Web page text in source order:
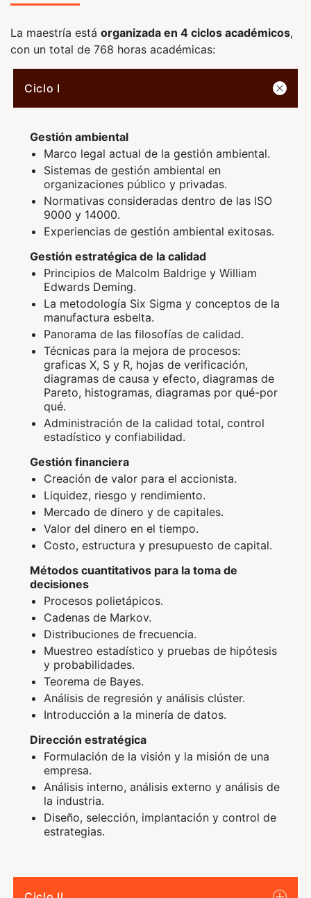
La maestría está organizada en 4 ciclos académicos,
con un total de 768 horas académicas:
Ciclo I
Gestión ambiental
Marco legal actual de la gestión ambiental.
Sistemas de gestión ambiental en
organizaciones público y privadas.
Normativas consideradas dentro de las ISO
9000 y 14000.
Experiencias de gestión ambiental exitosas.
Gestión estratégica de la calidad
Principios de Malcolm Baldrige y William
Edwards Deming.
La metodología Six Sigma y conceptos de la
manufactura esbelta.
Panorama de las filosofías de calidad.
Técnicas para la mejora de procesos:
graficas X, S y R, hojas de verificación,
diagramas de causa y efecto, diagramas de
Pareto, histogramas, diagramas por qué-por
qué.
Administración de la calidad total, control
estadístico y confiabilidad.
Gestión financiera
Creación de valor para el accionista.
Liquidez, riesgo y rendimiento.
Mercado de dinero y de capitales.
Valor del dinero en el tiempo.
Costo, estructura y presupuesto de capital.
Métodos cuantitativos para la toma de
decisiones
Procesos polietápicos.
Cadenas de Markov.
Distribuciones de frecuencia.
Muestreo estadístico y pruebas de hipótesis
y probabilidades.
Teorema de Bayes.
Análisis de regresión y análisis clúster.
Introducción a la minería de datos.
Dirección estratégica
Formulación de la visión y la misión de una
empresa.
Análisis interno, análisis externo y análisis de
la industria.
Diseño, selección, implantación y control de
estrategias.